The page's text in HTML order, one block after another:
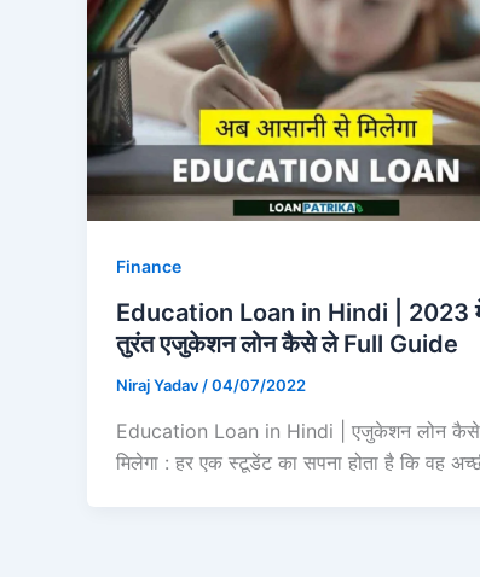
Finance
Education Loan in Hindi | 2023
तुरंत एजुकेशन लोन कैसे ले Full Guide
Niraj Yadav /04/07/2022
Education Loan in Hindi | एजुकेशन लोन कैसे
मिलेगा : हर एक स्टूडेंट का सपना होता है कि वह